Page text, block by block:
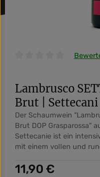
Durchschnittliche
Lambrusco
Brut | Settecani
Der Schaumwein
Brut DOP Grasparossa"
Settecanie ist ein
mit einem vollen und
Regulärer Preis:
11,90 €